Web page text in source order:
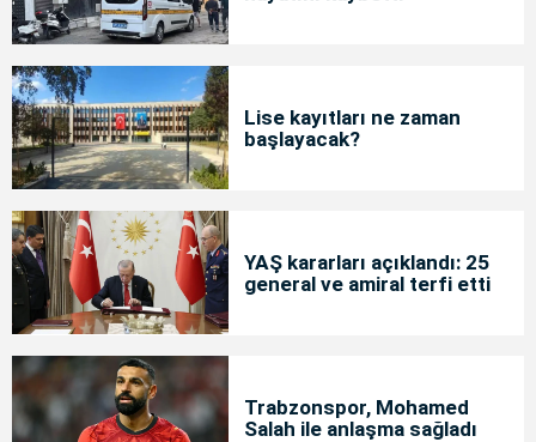
Lise kayıtları ne zaman
başlayacak?
YAŞ kararları açıklandı: 25
general ve amiral terfi etti
Trabzonspor, Mohamed
Salah ile anlaşma sağladı